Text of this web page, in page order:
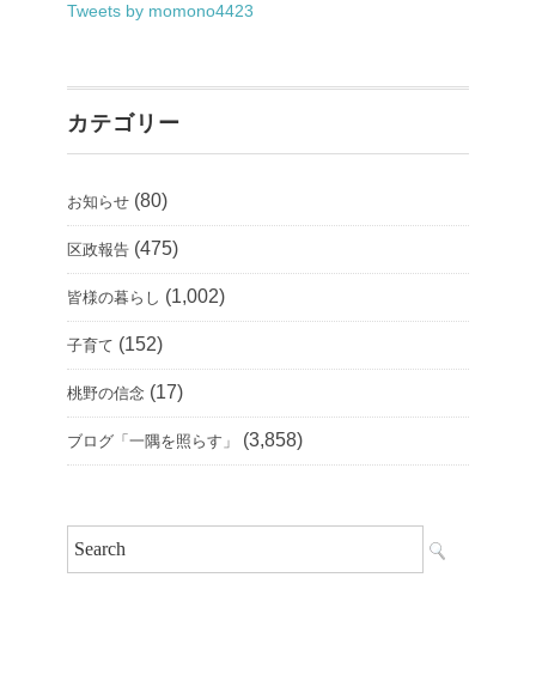
Tweets by momono4423
カテゴリー
お知らせ (80)
区政報告 (475)
皆様の暮らし (1,002)
子育て (152)
桃野の信念 (17)
ブログ「一隅を照らす」 (3,858)